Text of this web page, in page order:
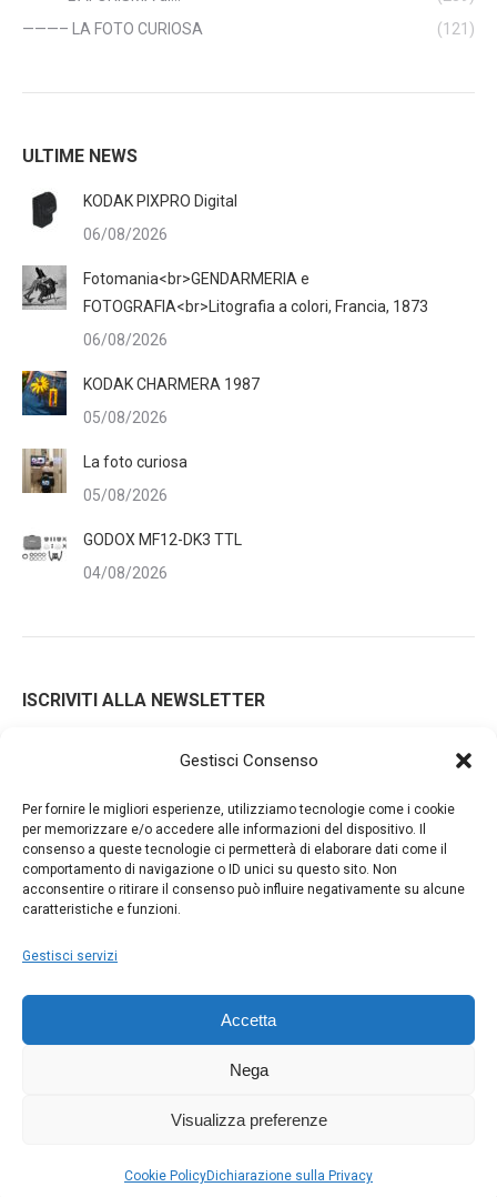
Gestisci Consenso
Per fornire le migliori esperienze, utilizziamo tecnologie come i cookie
per memorizzare e/o accedere alle informazioni del dispositivo. Il
consenso a queste tecnologie ci permetterà di elaborare dati come il
comportamento di navigazione o ID unici su questo sito. Non
acconsentire o ritirare il consenso può influire negativamente su alcune
caratteristiche e funzioni.
Gestisci servizi
Accetta
Nega
Visualizza preferenze
Cookie PolicyDichiarazione sulla Privacy
———– LA FOTO CURIOSA
(121)
ULTIME NEWS
KODAK PIXPRO Digital
06/08/2026
Fotomania<br>GENDARMERIA e
FOTOGRAFIA<br>Litografia a colori, Francia, 1873
06/08/2026
KODAK CHARMERA 1987
05/08/2026
La foto curiosa
05/08/2026
GODOX MF12-DK3 TTL
04/08/2026
ISCRIVITI ALLA NEWSLETTER
Iscrivendoti alla nostra newsletter accetti i Termini e le
Condizioni d'Uso del nostro sito web. La tua email potrà essere
utilizzata a fini commerciali e promozionali.
Company | Web Agency